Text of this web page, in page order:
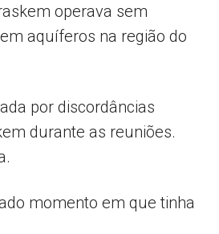
operava sem
aquíferos na região do
por discordâncias
durante as reuniões.
momento em que tinha